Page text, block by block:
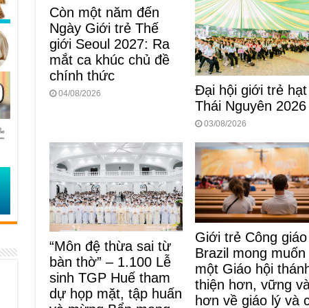
Còn một năm đến
Ngày Giới trẻ Thế
giới Seoul 2027: Ra
mắt ca khúc chủ đề
chính thức
04/08/2026
Đại hội giới trẻ hạt
Thái Nguyên 2026
03/08/2026
“Môn đệ thừa sai từ
bàn thờ” – 1.100 Lễ
sinh TGP Huế tham
dự họp mặt, tập huấn
Giới trẻ Công giáo
Brazil mong muốn
một Giáo hội
thiện hơn, vững
hơn về giáo lý và